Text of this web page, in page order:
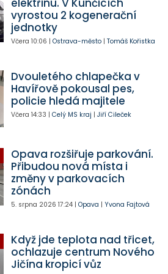
elektřinu. V Kunčicích
vyrostou 2 kogenerační
jednotky
Včera 10:06 | Ostrava-město| Tomáš Kořistka
Dvouletého chlapečka v
Havířově pokousal pes,
policie hledá majitele
Včera 14:33 | Celý MS kraj | Jiří Cileček
Opava rozšiřuje parkování.
Přibudou nová místa i
změny v parkovacích
zónách
5. srpna 2026 17:24| Opava | Yvona Fajtová
Když jde teplota nad třicet,
ochlazuje centrum Nového
Jičína kropicí vůz